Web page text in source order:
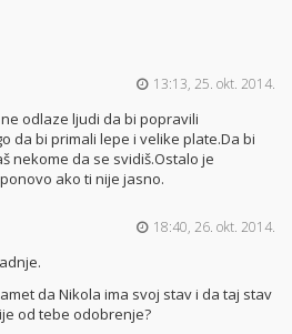
13:13, 25. okt. 2014.
odlaze ljudi da bi popravili
da bi primali lepe i velike plate.Da bi
nekome da se svidiš.Ostalo je
ako ti nije jasno.
18:40, 26. okt. 2014.
da Nikola ima svoj stav i da taj stav
od tebe odobrenje?